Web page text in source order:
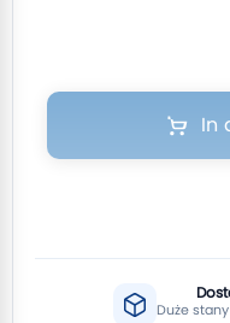
In
Duże